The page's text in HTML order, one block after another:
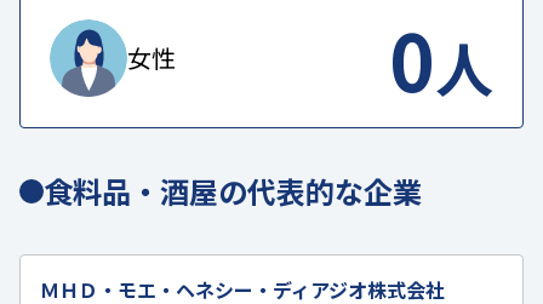
女性 0人
食料品・酒屋の代表的な企業
ＭＨＤ・モエ・ヘネシー・ディアジオ株式会社